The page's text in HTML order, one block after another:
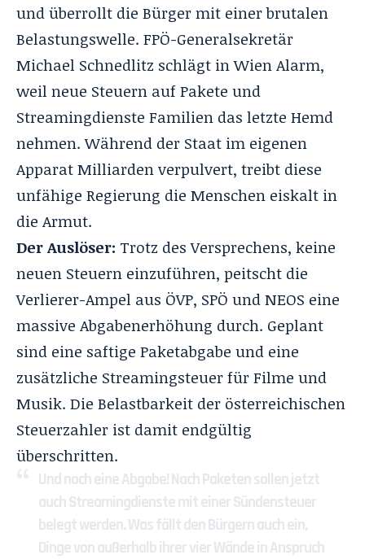
und überrollt die Bürger mit einer brutalen
Belastungswelle. FPÖ-Generalsekretär
Michael Schnedlitz schlägt in Wien Alarm,
weil neue Steuern auf Pakete und
Streamingdienste Familien das letzte Hemd
nehmen. Während der Staat im eigenen
Apparat Milliarden verpulvert, treibt diese
unfähige Regierung die Menschen eiskalt in
die Armut.
Der Auslöser: Trotz des Versprechens, keine
neuen Steuern einzuführen, peitscht die
Verlierer-Ampel aus ÖVP, SPÖ und NEOS eine
massive Abgabenerhöhung durch. Geplant
sind eine saftige Paketabgabe und eine
zusätzliche Streamingsteuer für Filme und
Musik. Die Belastbarkeit der österreichischen
Steuerzahler ist damit endgültig
überschritten.
Und noch eine Abgabe! Nach Paketen sollen jetzt
auch Streamingdienste mit einer Sündensteuer
belegt werden. Was fällt den Bürgern auch ein,
Dinge von außerhalb ihrer vier Wände in Anspruch